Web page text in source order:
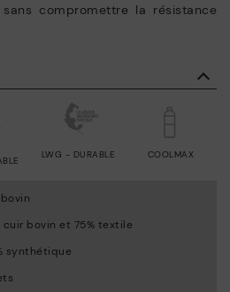
compromettre la résistance
LWG - DURABLE COOLMAX
cuir bovin et 75% textile
synthétique